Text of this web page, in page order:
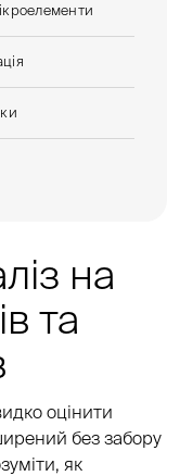
на
та
оцінити
без забору
як